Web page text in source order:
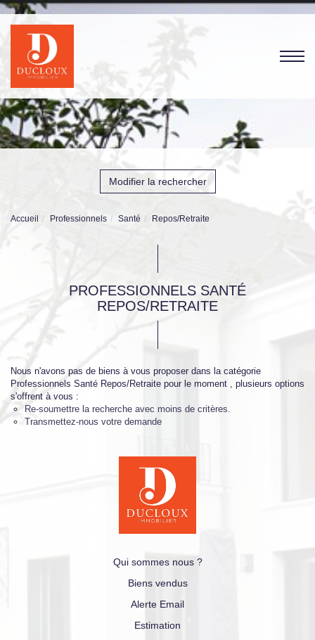
Modifier la rechercher
Accueil Professionnels Santé Repos/Retraite
PROFESSIONNELS SANTÉ
REPOS/RETRAITE
Nous n'avons pas de biens à vous proposer dans la catégorie
Professionnels Santé Repos/Retraite pour le moment , plusieurs options
s'offrent à vous :
Re-soumettre la recherche avec moins de critères.
Transmettez-nous votre demande
Qui sommes nous ?
Biens vendus
Alerte Email
Estimation